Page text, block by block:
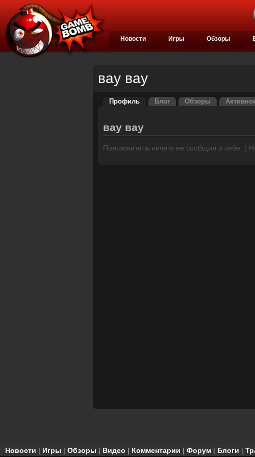
Новости Игры Обзоры
вау вау
Профиль Блог Обзоры
вау вау
Пользователь ничего не сообщил о себе :(
Новости | Игры | Обзоры | Видео | Комментарии | Форум | Блоги |